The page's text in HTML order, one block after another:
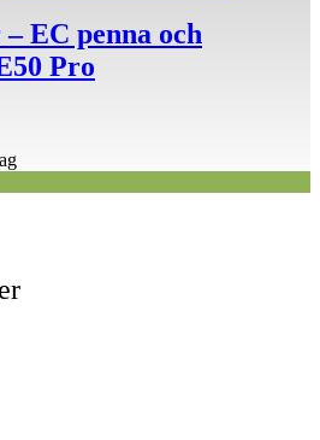
EC penna och
Pro